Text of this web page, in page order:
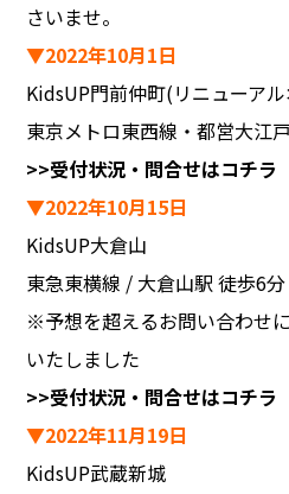
さいませ。
▼2022年10月1日
KidsUP門前仲町(リニューア
東京メトロ東西線・都営大江
>>受付状況・問合せはコチラ
▼2022年10月15日
KidsUP大倉山
東急東横線 / 大倉山駅 徒歩6分
※予想を超えるお問い合わせ
いたしました
>>受付状況・問合せはコチラ
▼2022年11月19日
KidsUP武蔵新城